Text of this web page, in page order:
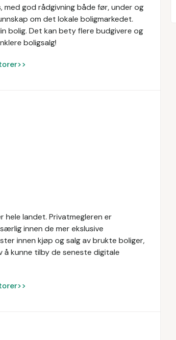
med god rådgivning både før, under og
om det lokale boligmarkedet.
bolig. Det kan bety flere budgivere og
boligsalg!
landet. Privatmegleren er
innen de mer ekslusive
innen kjøp og salg av brukte boliger,
kunne tilby de seneste digitale